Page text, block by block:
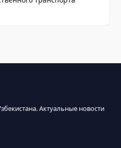
Актуальные новости